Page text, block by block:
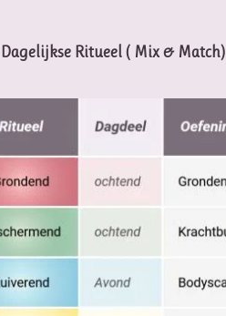
Ritueel ( Mix & Match)